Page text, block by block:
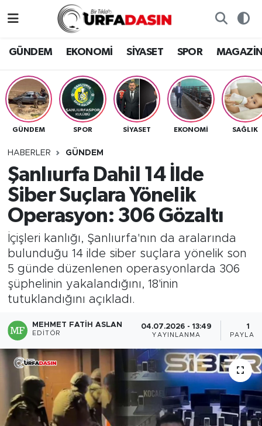
GÜNDEM EKONOMİ SİYASET SPOR
GÜNDEM SPOR SİYASET EKONOMİ SAĞLIK
HABERLER GÜNDEM
Şanlıurfa Dahil 14 İlde
Siber Suçlara Yönelik
Operasyon: 306 Gözaltı
İçişleri kanlığı, Şanlıurfa'nın da aralarında
bulunduğu 14 ilde siber suçlara yönelik son
5 günde düzenlenen operasyonlarda 306
şüphelinin yakalandığını, 18'inin
tutuklandığını açıkladı.
MEHMET FATIH ASLAN
EDITÖR
04.07.2026 - 13:49
YAYINLANMA
1
EKONOMİ
SİYASET
SPOR
SAĞLIK
TEKNOLOJİ
OTOMOBİL
Gizlilik ve Güvenlik Politikası
İletişim
Nöbetçi Eczaneler
Hava Durumu
Namaz Vakitleri
Trafik Durumu
Süper Lig Puan Durumu ve Fikstür
Tüm Manşetler
Son Dakika Haberleri
Haber Arşivi